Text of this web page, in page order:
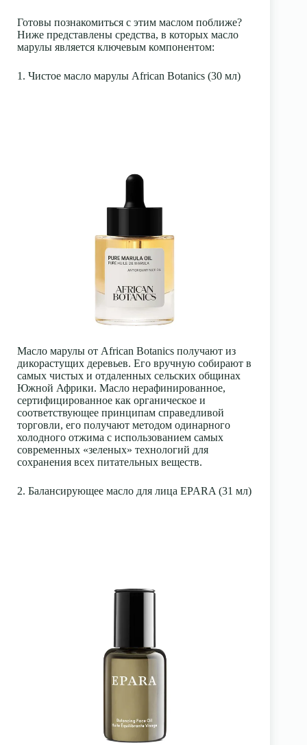
Готовы познакомиться с этим маслом поближе?
Ниже представлены средства, в которых масло
марулы является ключевым компонентом:
1. Чистое масло марулы African Botanics (30 мл)
Масло марулы от African Botanics получают из
дикорастущих деревьев. Его вручную собирают в
самых чистых и отдаленных сельских общинах
Южной Африки. Масло нерафинированное,
сертифицированное как органическое и
соответствующее принципам справедливой
торговли, его получают методом одинарного
холодного отжима с использованием самых
современных «зеленых» технологий для
сохранения всех питательных веществ.
2. Балансирующее масло для лица EPARA (31 мл)